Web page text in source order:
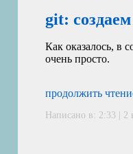
git:
Как оказалось, в
очень просто.
продолжить
Написано в: 2:33 | 2